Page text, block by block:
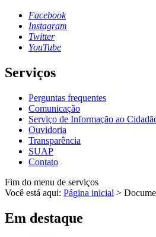
Facebook
Instagram
Twitter
YouTube
Serviços
Perguntas frequentes
Comunicação
Serviço de Informação ao
Ouvidoria
Transparência
SUAP
Contato
Fim do menu de serviços
Você está aqui: Página inicial >
Em destaque